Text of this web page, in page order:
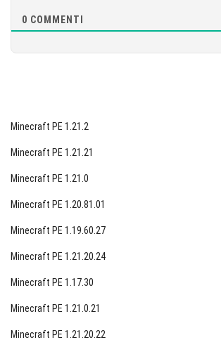
0 COMMENTI
Minecraft PE 1.21.2
Minecraft PE 1.21.21
Minecraft PE 1.21.0
Minecraft PE 1.20.81.01
Minecraft PE 1.19.60.27
Minecraft PE 1.21.20.24
Minecraft PE 1.17.30
Minecraft PE 1.21.0.21
Minecraft PE 1.21.20.22